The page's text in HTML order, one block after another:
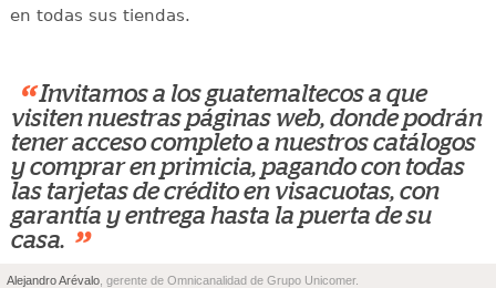
en todas sus tiendas.
“ Invitamos a los guatemaltecos a que
visiten nuestras páginas web, donde podrán
tener acceso completo a nuestros catálogos
y comprar en primicia, pagando con todas
las tarjetas de crédito en visacuotas, con
garantía y entrega hasta la puerta de su
casa. ”
Alejandro Arévalo , gerente de Omnicanalidad de Grupo Unicomer.